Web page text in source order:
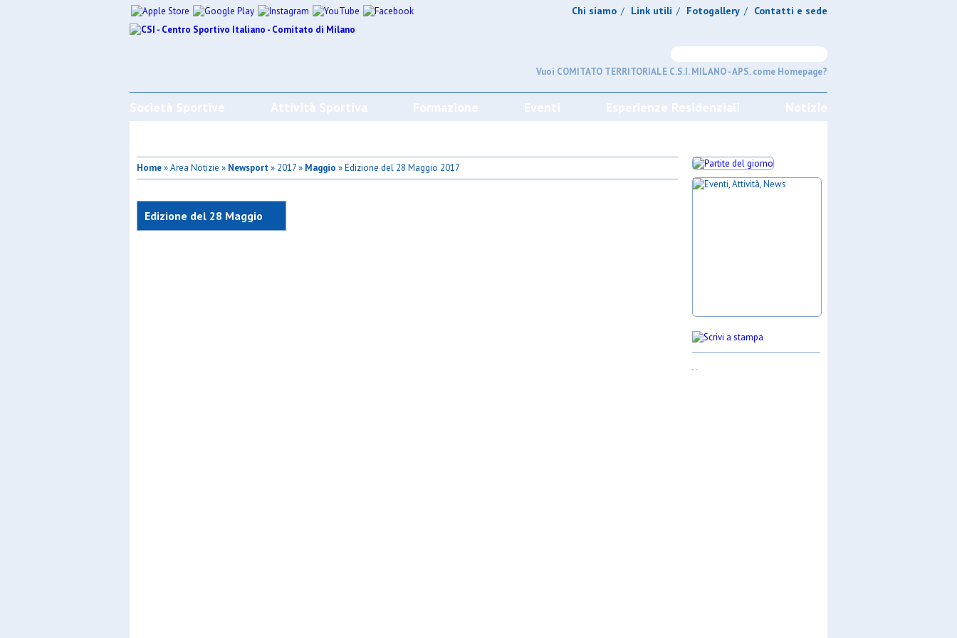
Chi siamo / Link utili / Fotogallery / Contatti e sede
Vuoi COMITATO TERRITORIALE C.S.I. MILANO - APS. come Homepage?
Società Sportive Attività Sportiva Formazione Eventi Esperienze Residenziali Notizie
Home» Area Notizie » Newsport» 2017 » Maggio » Edizione del 28 Maggio 2017
Edizione del 28 Maggio